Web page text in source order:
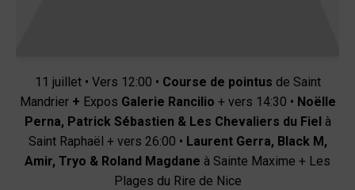
11 juillet • Vers 12:00 • Course de pointus de Saint
Mandrier+ Expos Galerie Rancilio + vers 14:30 • Noëlle
Perna, Patrick Sébastien & Les Chevaliers du Fiel à
Saint Raphaël + vers 26:00 • Laurent Gerra, Black M,
Amir, Tryo & Roland Magdane à Sainte Maxime + Les
Plages du Rire de Nice